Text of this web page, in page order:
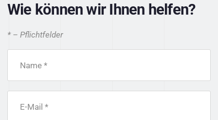
Wie können wir Ihnen helfen?
* – Pflichtfelder
Name *
E-Mail *